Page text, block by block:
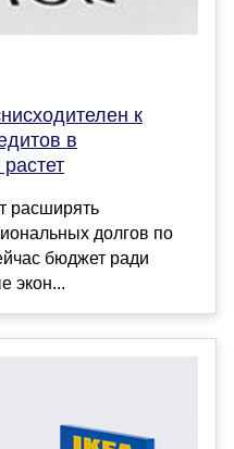
к
в
расширять
долгов по
бюджет ради
экон...